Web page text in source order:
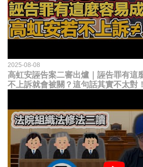
2025-08-08
高虹安誣告案二審出爐｜誣告罪有這
不上訴就會被關？這句話其實不太對！